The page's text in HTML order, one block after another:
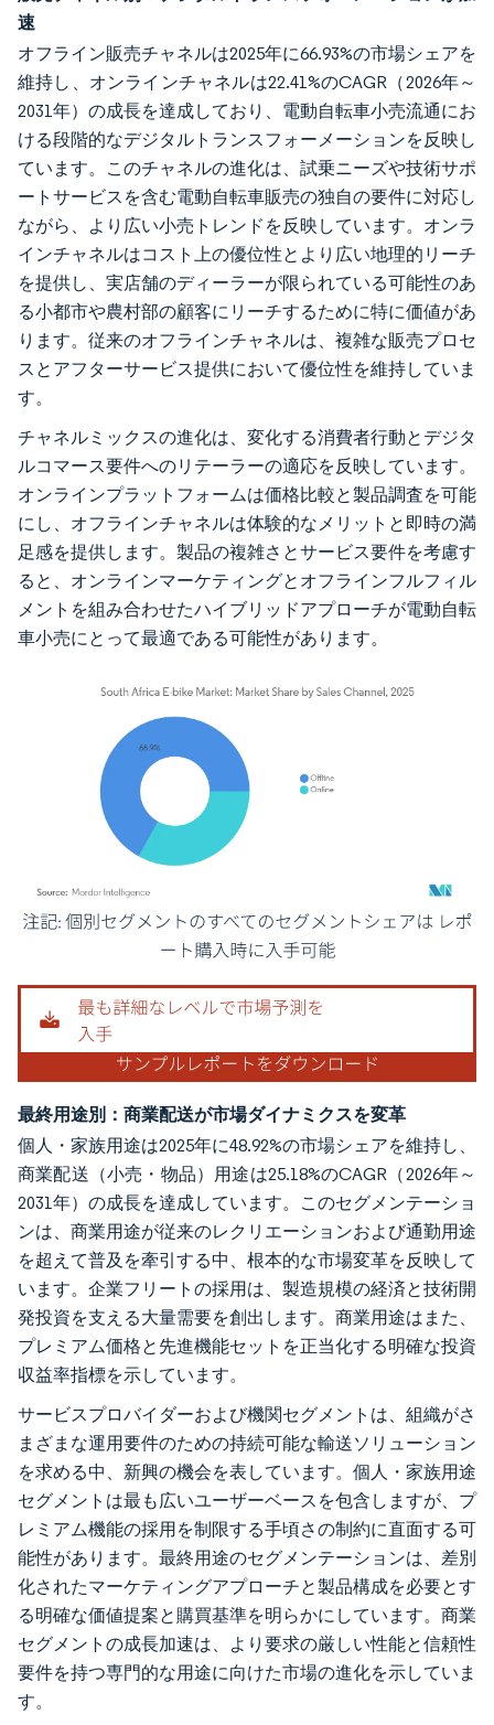
速
オフライン販売チャネルは2025年に66.93%の市場シェアを
維持し、オンラインチャネルは22.41%のCAGR（2026年～
2031年）の成長を達成しており、電動自転車小売流通にお
ける段階的なデジタルトランスフォーメーションを反映し
ています。このチャネルの進化は、試乗ニーズや技術サポ
ートサービスを含む電動自転車販売の独自の要件に対応し
ながら、より広い小売トレンドを反映しています。オンラ
インチャネルはコスト上の優位性とより広い地理的リーチ
を提供し、実店舗のディーラーが限られている可能性のあ
る小都市や農村部の顧客にリーチするために特に価値があ
ります。従来のオフラインチャネルは、複雑な販売プロセ
スとアフターサービス提供において優位性を維持していま
す。
チャネルミックスの進化は、変化する消費者行動とデジタ
ルコマース要件へのリテーラーの適応を反映しています。
オンラインプラットフォームは価格比較と製品調査を可能
にし、オフラインチャネルは体験的なメリットと即時の満
足感を提供します。製品の複雑さとサービス要件を考慮す
ると、オンラインマーケティングとオフラインフルフィル
メントを組み合わせたハイブリッドアプローチが電動自転
車小売にとって最適である可能性があります。
画像 © Mordor Intelligence。再利用にはCC BY 4.0の表示が必要です。
最終用途別：商業配送が市場ダイナミクスを変革
個人・家族用途は2025年に48.92%の市場シェアを維持し、
商業配送（小売・物品）用途は25.18%のCAGR（2026年～
2031年）の成長を達成しています。このセグメンテーショ
ンは、商業用途が従来のレクリエーションおよび通勤用途
を超えて普及を牽引する中、根本的な市場変革を反映して
います。企業フリートの採用は、製造規模の経済と技術開
発投資を支える大量需要を創出します。商業用途はまた、
プレミアム価格と先進機能セットを正当化する明確な投資
収益率指標を示しています。
サービスプロバイダーおよび機関セグメントは、組織がさ
まざまな運用要件のための持続可能な輸送ソリューション
を求める中、新興の機会を表しています。個人・家族用途
セグメントは最も広いユーザーベースを包含しますが、プ
レミアム機能の採用を制限する手頃さの制約に直面する可
能性があります。最終用途のセグメンテーションは、差別
化されたマーケティングアプローチと製品構成を必要とす
る明確な価値提案と購買基準を明らかにしています。商業
セグメントの成長加速は、より要求の厳しい性能と信頼性
要件を持つ専門的な用途に向けた市場の進化を示していま
す。